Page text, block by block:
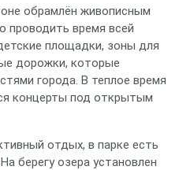
обрамлён живописным
проводить время всей
площадки, зоны для
дорожки, которые
города. В теплое время
концерты под открытым
отдых, в парке есть
берегу озера установлен